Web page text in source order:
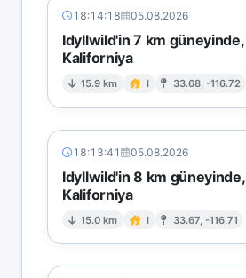
18:14:18 05.08.2026
Idyllwild'in 7 km güneyinde,
Kaliforniya
15.9 km I 33.68, -116.72
18:13:41 05.08.2026
Idyllwild'in 8 km güneyinde,
Kaliforniya
15.0 km I 33.67, -116.71